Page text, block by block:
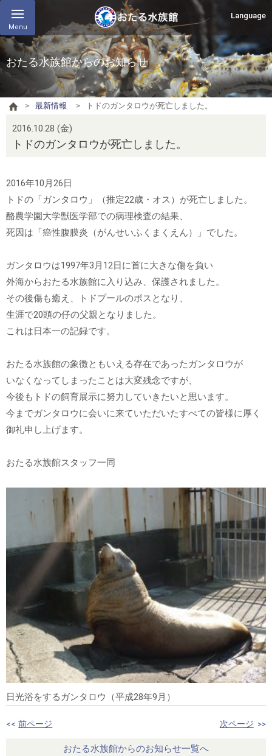
Menu
Language
おたる水族館からのお知らせ
最新情報 トドのガンタロウが死亡しました。
2016.10.28 (金)
トドのガンタロウが死亡しました。
2016年10月26日
トドの「ガンタロウ」（推定22歳・オス）が死亡しました。
酪農学園大学獣医学部での病理検査の結果、
死因は「癌性腹膜炎（がんせいふくまくえん）」でした。
ガンタロウは1997年3月12日に首に大きな傷を負い
外海からおたる水族館に入り込み、保護されました。
その後傷も癒え、トドプールのボスとなり、
生涯で20頭の仔の父親となりました。
これは日本一の記録です。
おたる水族館の象徴ともいえる存在であったガンタロウが
いなくなってしまったことは大変残念ですが、
今後もトドの飼育展示に努力していきたいと思います。
今までガンタロウに会いに来ていただいたすべての皆様に厚く
御礼申し上げます。
おたる水族館スタッフ一同
日光浴をするガンタロウ（平成28年9月）
<< 前ページ 次ページ >>
おたる水族館からのお知らせ一覧へ